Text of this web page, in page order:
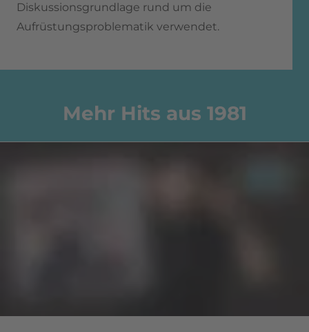
Diskussionsgrundlage rund um die
Aufrüstungsproblematik verwendet.
Mehr Hits aus 1981